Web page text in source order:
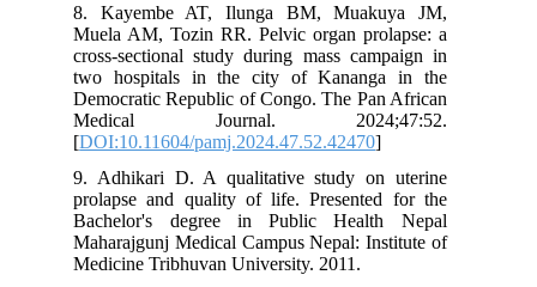
8. Kayembe AT, Ilunga BM, Muakuya JM,
Muela AM, Tozin RR. Pelvic organ prolapse: a
cross-sectional study during mass campaign in
two hospitals in the city of Kananga in the
Democratic Republic of Congo. The Pan African
Medical Journal. 2024;47:52.
[DOI:10.11604/pamj.2024.47.52.42470
9. Adhikari D. A qualitative study on uterine
prolapse and quality of life. Presented for the
Bachelor's degree in Public Health Nepal
Maharajgunj Medical Campus Nepal: Institute of
Medicine Tribhuvan University. 2011.